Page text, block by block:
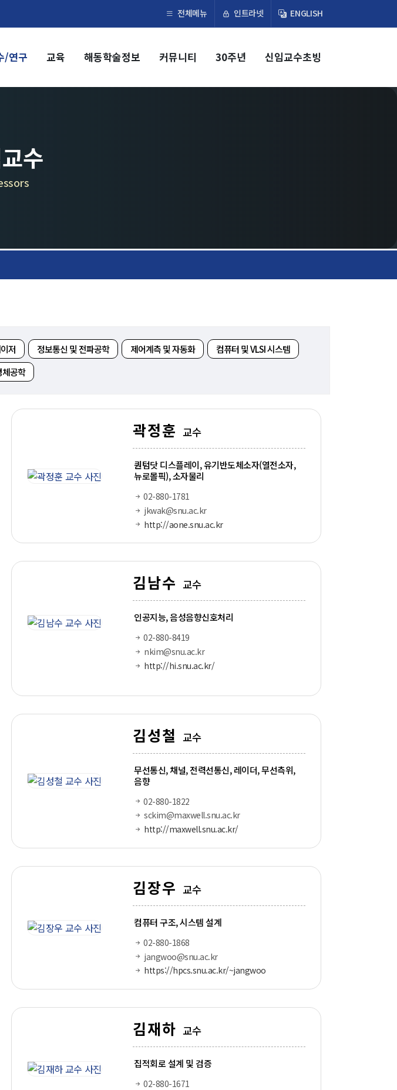
전체메뉴 인트라넷 ENGLISH
/연구 교육 해동학술정보 커뮤니티 30주년 신임교수초빙
×
교수/연구
교수
역대학부장
연구실/연구소
연구실
전기정보세미나
교육
학부
협동과정 인공지능
학부 비전
행사 사진
수
저 정보통신 및 전파공학 제어계측 및 자동화
컴퓨터 및 VLSI 시스템
체공학
곽정훈 교수
퀀텀닷 디스플레이, 유기반도체소자(열전소자,
뉴로몰픽), 소자물리
02-880-1781
jkwak@snu.ac.kr
http://aone.snu.ac.kr
김남수 교수
인공지능, 음성음향신호처리
02-880-8419
nkim@snu.ac.kr
http://hi.snu.ac.kr/
김성철 교수
무선통신, 채널, 전력선통신, 레이더, 무선측위,
음향
02-880-1822
sckim@maxwell.snu.ac.kr
http://maxwell.snu.ac.kr/
김장우 교수
컴퓨터 구조, 시스템 설계
02-880-1868
jangwoo@snu.ac.kr
https://hpcs.snu.ac.kr/~jangwoo
김재하 교수
집적회로 설계 및 검증
02-880-1671